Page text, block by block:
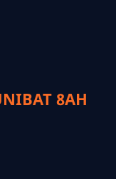
8AH